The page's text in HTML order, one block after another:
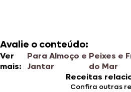
Avalie o conteúdo:
Ver
mais:
Para Almoço e
Jantar
Peixes e
do Mar
Receitas
Confira outras